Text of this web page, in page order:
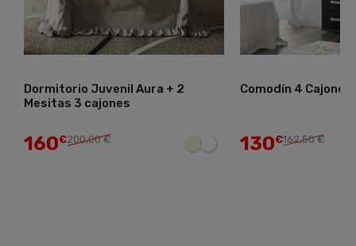
Comodín 4 Cajones Rambla
130€162,50 €
Butaca Relax
325,01 €464,30 €